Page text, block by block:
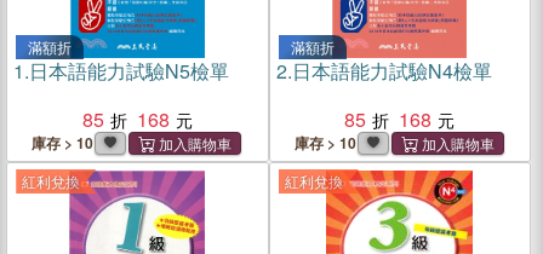
滿額折
1.日本語能力試驗N5檢單
85
168
庫存 > 10
滿額折
2.日本語能力試驗N4檢單
85
168
庫存 > 10
紅利兌換 紅利兌換